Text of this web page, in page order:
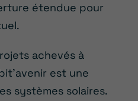
étendue pour
achevés à
est une
systèmes solaires.